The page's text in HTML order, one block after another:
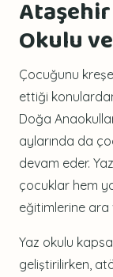
Ataşehir
Okulu
Çocuğunu
ettiği
Doğa
aylarında da
devam eder.
çocuklar hem
eğitimlerine ara
Yaz okulu
geliştirilirken,